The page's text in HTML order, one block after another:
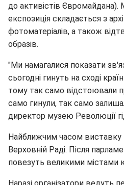
до активістів Євромайдана).
експозиція складається з
фотоматеріалів, а також
образів.
"Ми намагалися показати
сьогодні гинуть на сході
тому так само відстоювали
само гинули, так само
директор музею Революції
Найближчим часом виставку
Верховній Раді. Після
повезуть великими містами